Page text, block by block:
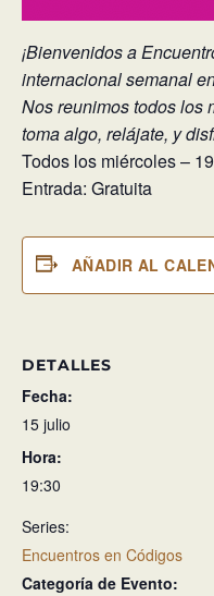
​¡Bienvenidos a
internacional semanal
Nos reunimos todos los
toma algo, relájate, y
Todos los miércoles –
Entrada: Gratuita
AÑADIR AL
DETALLES
Fecha:
15 julio
Hora:
19:30
Series:
Encuentros en Códigos
Categoría de Evento: